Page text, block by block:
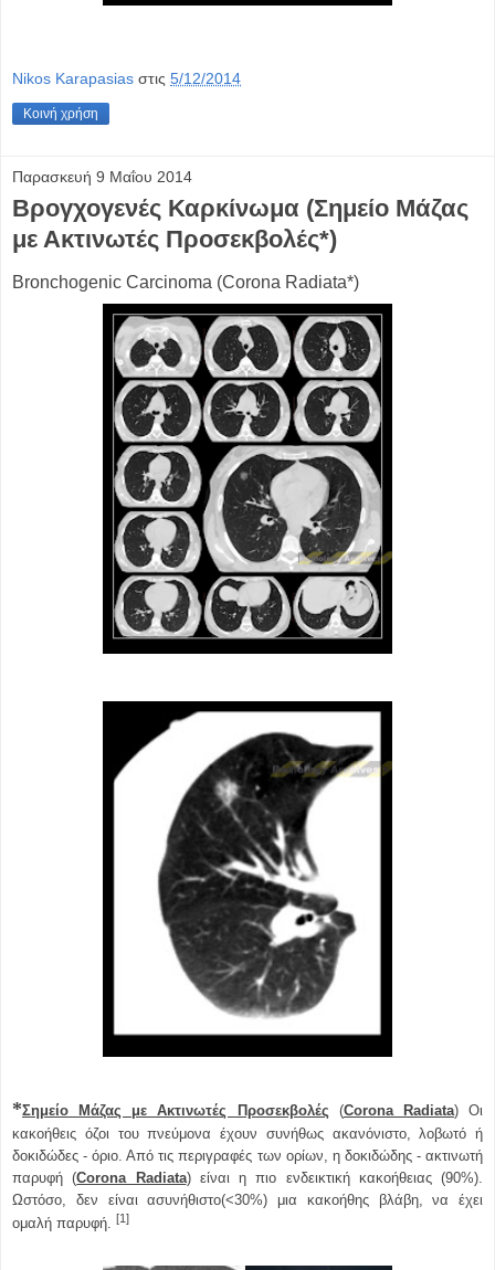
Nikos Karapasias στις 5/12/2014
Κοινή χρήση
Παρασκευή 9 Μαΐου 2014
Βρογχογενές Καρκίνωμα (Σημείο Μάζας
με Ακτινωτές Προσεκβολές*)
Bronchogenic Carcinoma (Corona Radiata*)
*Σημείο Μάζας με Ακτινωτές Προσεκβολές (Corona Radiata) Οι
κακοήθεις όζοι του πνεύμονα έχουν συνήθως ακανόνιστο, λοβωτό ή
δοκιδώδες - όριο. Από τις περιγραφές των ορίων, η δοκιδώδης - ακτινωτή
παρυφή (Corona Radiata) είναι η πιο ενδεικτική κακοήθειας (90%).
Ωστόσο, δεν είναι ασυνήθιστο(<30%) μια κακοήθης βλάβη, να έχει
ομαλή παρυφή. [1]